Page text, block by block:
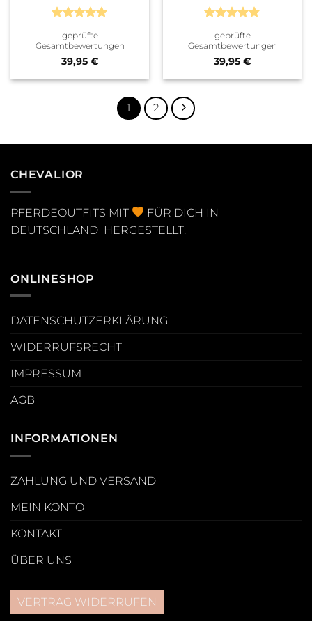
mit5von
5
geprüfte
Gesamtbewertungen
39,95 €
mit4.8
von 5
geprüfte
Gesamtbewertungen
39,95 €
1 2
CHEVALIOR
PFERDEOUTFITS MIT
FÜR DICH IN
DEUTSCHLAND HERGESTELLT.
ONLINESHOP
DATENSCHUTZERKLÄRUNG
WIDERRUFSRECHT
IMPRESSUM
AGB
INFORMATIONEN
ZAHLUNG UND VERSAND
MEIN KONTO
KONTAKT
ÜBER UNS
VERTRAG WIDERRUFEN